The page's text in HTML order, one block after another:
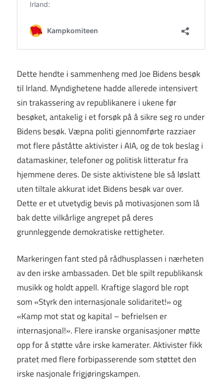
Dette hendte i sammenheng med Joe Bidens besøk
til Irland. Myndighetene hadde allerede intensivert
sin trakassering av republikanere i ukene før
besøket, antakelig i et forsøk på å sikre seg ro under
Bidens besøk. Væpna politi gjennomførte razziaer
mot flere påståtte aktivister i AIA, og de tok beslag i
datamaskiner, telefoner og politisk litteratur fra
hjemmene deres. De siste aktivistene ble så løslatt
uten tiltale akkurat idet Bidens besøk var over.
Dette er et utvetydig bevis på motivasjonen som lå
bak dette vilkårlige angrepet på deres
grunnleggende demokratiske rettigheter.
Markeringen fant sted på rådhusplassen i nærheten
av den irske ambassaden. Det ble spilt republikansk
musikk og holdt appell. Kraftige slagord ble ropt
som «Styrk den internasjonale solidaritet!» og
«Kamp mot stat og kapital – befrielsen er
internasjonal!». Flere iranske organisasjoner møtte
opp for å støtte våre irske kamerater. Aktivister fikk
pratet med flere forbipasserende som støttet den
irske nasjonale frigjøringskampen.